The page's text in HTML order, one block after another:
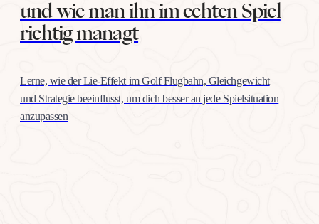
und wie man ihn im echten Spiel
richtig managt
Lerne, wie der Lie-Effekt im Golf Flugbahn, Gleichgewicht
und Strategie beeinflusst, um dich besser an jede Spielsituation
anzupassen